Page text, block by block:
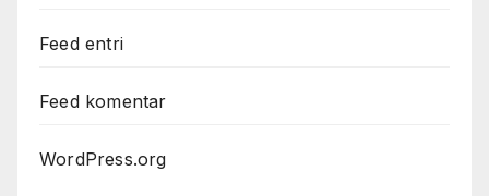
Feed entri
Feed komentar
WordPress.org